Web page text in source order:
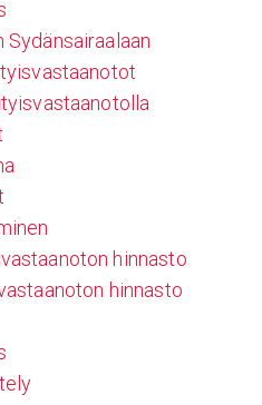
hinnasto
hinnasto